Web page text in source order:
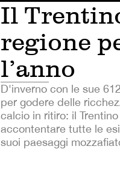
Il
regione
l’anno
D'inverno con le sue
per godere delle
calcio in ritiro: il
accontentare tutte le
suoi paesaggi